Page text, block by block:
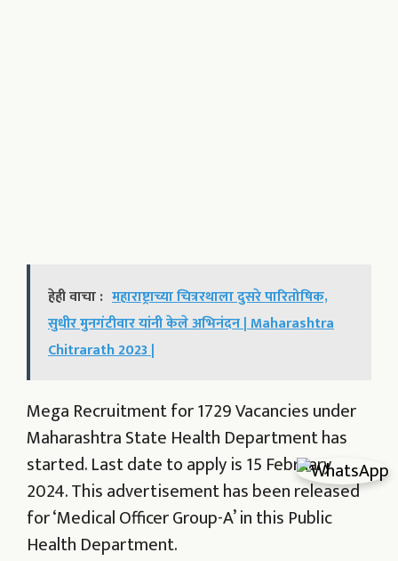
हेही वाचा : महाराष्ट्राच्या चित्ररथाला दुसरे पारितोषिक,
सुधीर मुनगंटीवार यांनी केले अभिनंदन | Maharashtra
Chitrarath 2023 |
Mega Recruitment for 1729 Vacancies under
Maharashtra State Health Department has
started. Last date to apply is 15 February
2024. This advertisement has been released
for ‘Medical Officer Group-A’ in this Public
Health Department.